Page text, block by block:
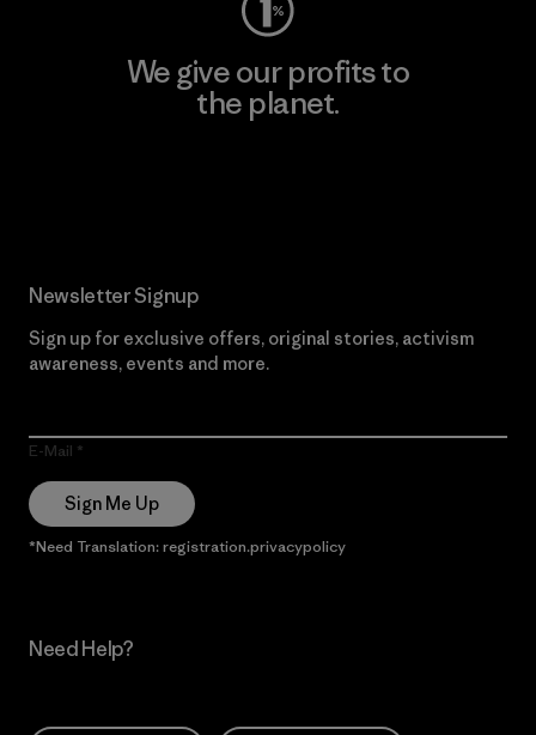
We give our profits to
the planet.
Newsletter Signup
Sign up for exclusive offers, original stories, activism
awareness, events and more.
E-Mail
Sign Me Up
*Need Translation: registration.privacypolicy
Need Help?